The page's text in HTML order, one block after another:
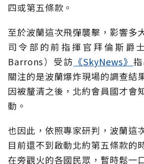
四或第五條款。
至於波蘭這次飛彈襲擊，影響多
司令部的前指揮官拜倫斯爵
Barrons）受訪 《SkyNews》
關注的是波蘭爆炸現場的調查結
因被釐清之後，北約會員國才會
動。
也因此，依照專家研判，波蘭這
目前還不到啟動北約第五條款的
在旁觀火的各國民眾，暫時鬆一